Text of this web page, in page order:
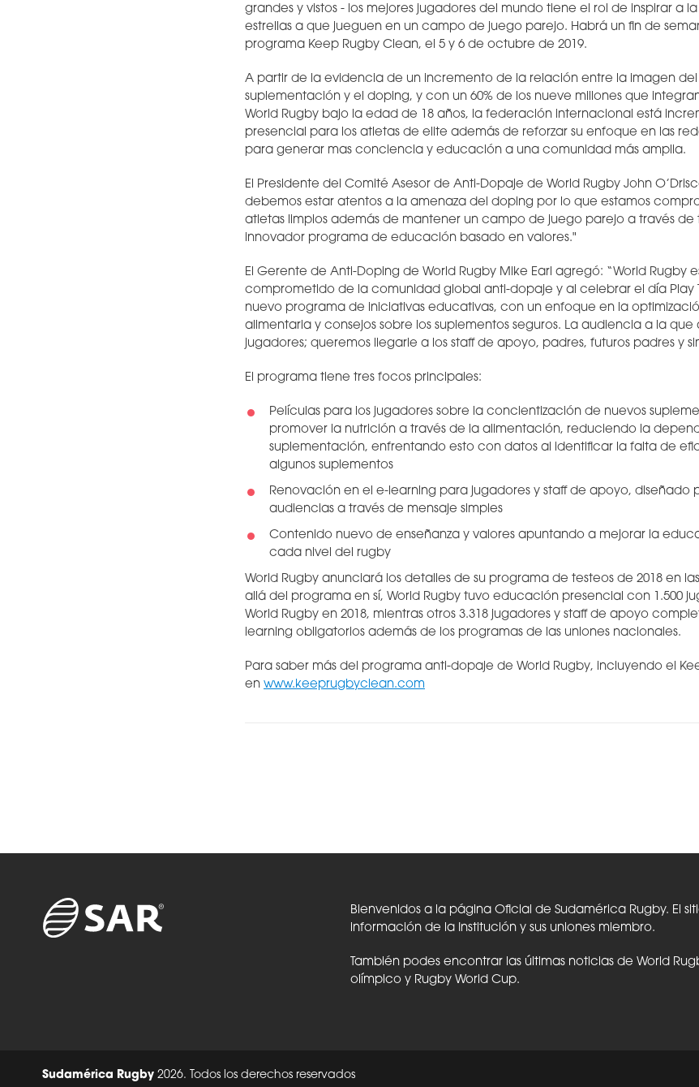
grandes y vistos - los mejores jugadores del mundo tiene el rol de inspirar a
estrellas a que jueguen en un campo de juego parejo. Habrá un fin de
programa Keep Rugby Clean, el 5 y 6 de octubre de 2019.
A partir de la evidencia de un incremento de la relación entre la imagen
suplementación y el doping, y con un 60% de los nueve millones que
World Rugby bajo la edad de 18 años, la federación internacional está
presencial para los atletas de elite además de reforzar su enfoque en las
para generar mas conciencia y educación a una comunidad más amplia.
El Presidente del Comité Asesor de Anti-Dopaje de World Rugby John
debemos estar atentos a la amenaza del doping por lo que estamos
atletas limpios además de mantener un campo de juego parejo a través de
innovador programa de educación basado en valores."
El Gerente de Anti-Doping de World Rugby Mike Earl agregó: “World Rugby
comprometido de la comunidad global anti-dopaje y al celebrar el día Play
nuevo programa de iniciativas educativas, con un enfoque en la
alimentaria y consejos sobre los suplementos seguros. La audiencia a la que
jugadores; queremos llegarle a los staff de apoyo, padres, futuros padres y
El programa tiene tres focos principales:
Películas para los jugadores sobre la concientización de nuevos
promover la nutrición a través de la alimentación, reduciendo la
suplementación, enfrentando esto con datos al identificar la falta de
algunos suplementos
Renovación en el e-learning para jugadores y staff de apoyo, diseñado
audiencias a través de mensaje simples
Contenido nuevo de enseñanza y valores apuntando a mejorar la
cada nivel del rugby
World Rugby anunciará los detalles de su programa de testeos de 2018 en
allá del programa en sí, World Rugby tuvo educación presencial con 1.500
World Rugby en 2018, mientras otros 3.318 jugadores y staff de apoyo
learning obligatorios además de los programas de las uniones nacionales.
Para saber más del programa anti-dopaje de World Rugby, incluyendo el
en www.keeprugbyclean.com
Bienvenidos a la página Oficial de Sudamérica Rugby. El
información de la Institución y sus uniones miembro.
También podes encontrar las últimas noticias de World
olímpico y Rugby World Cup.
Sudamérica Rugby 2026. Todos los derechos reservados